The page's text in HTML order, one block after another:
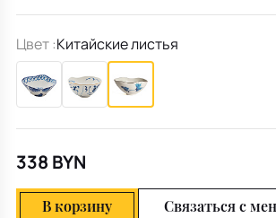
Цвет :Китайские листья
338 BYN
В корзину Связаться с